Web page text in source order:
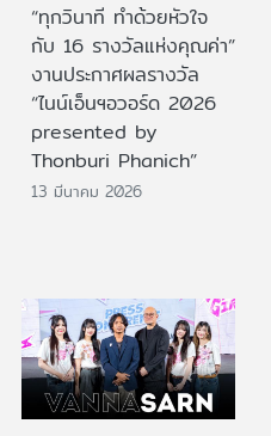
“ทุกวินาที ทำด้วยหัวใจ
กับ 16 รางวัลแห่งคุณค่า”
งานประกาศผลรางวัล
“ไนน์เอ็นฯอวอร์ด 2026
presented by
Thonburi Phanich”
13 มีนาคม 2026